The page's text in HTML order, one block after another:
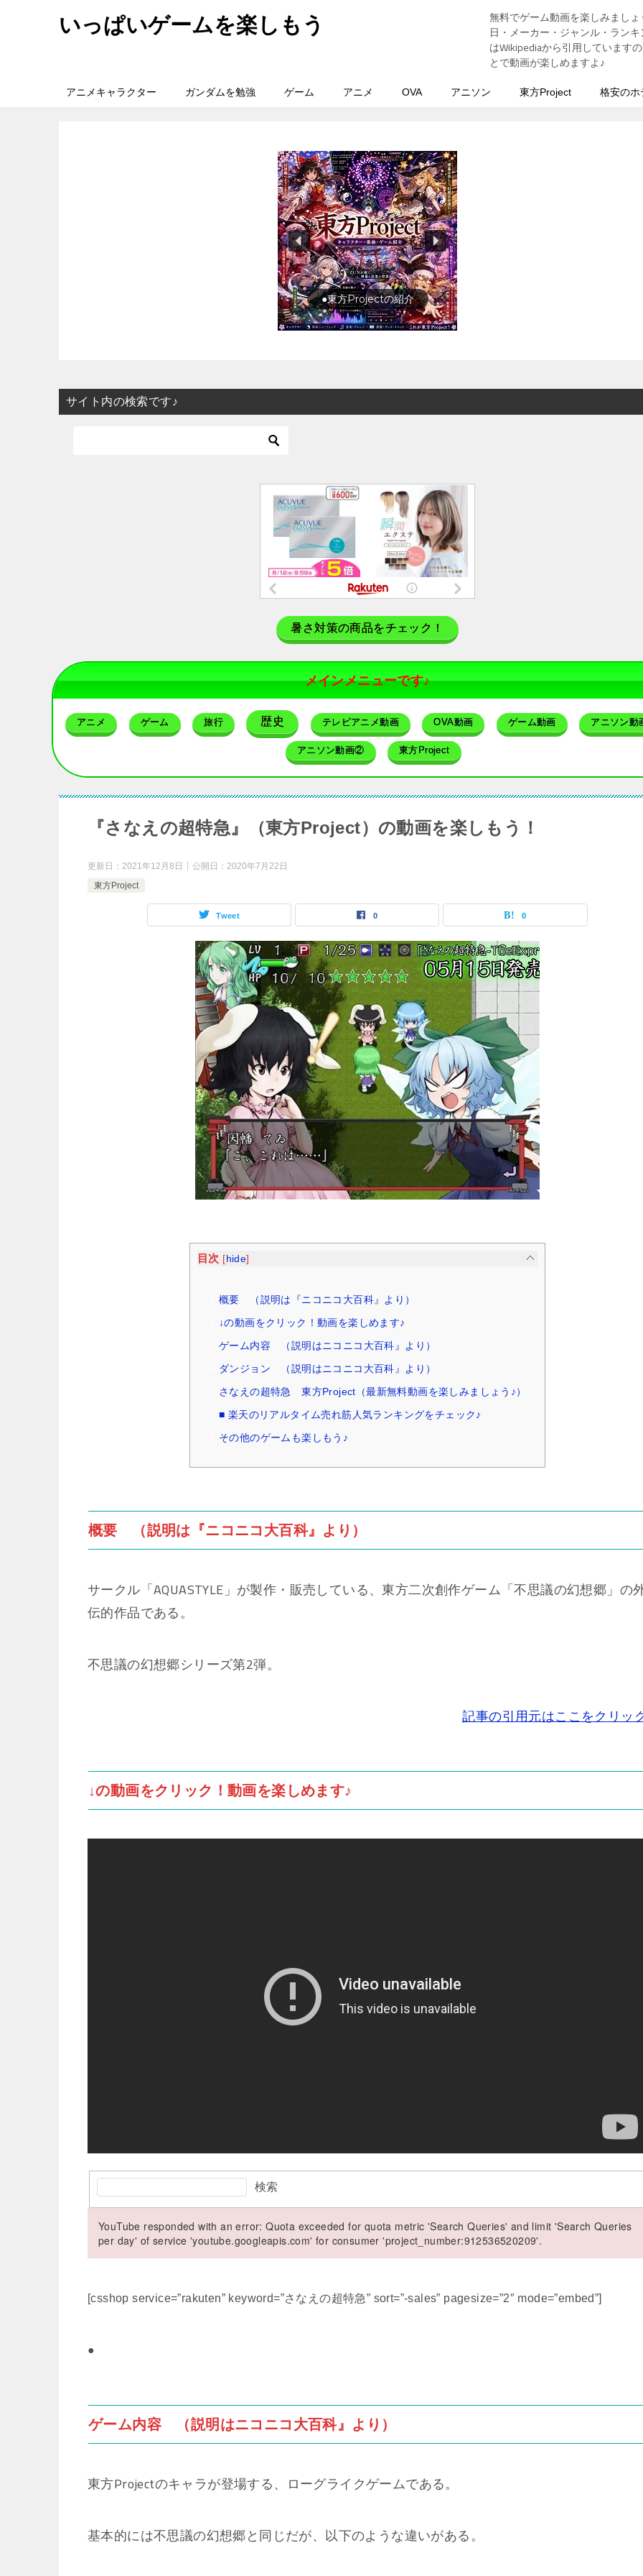
いっぱいゲームを楽しもう
無料でゲーム動画を楽しみまし
日・メーカー・ジャンル・ラン
はWikipediaから引用しています
とで動画が楽しめますよ♪
アニメキャラクター ガンダムを勉強 ゲーム アニメ OVA アニソン 東方Project 格安のホ
旅行の前に旅行先をチェック
サイト内の検索です♪
暑さ対策の商品をチェック！
メインメニューです♪
アニメ ゲーム 旅行 歴史 テレビアニメ動画 OVA動画 ゲーム動画 アニソン
アニソン動画② 東方Project
『さなえの超特急』（東方Project）の動画を楽しもう！
更新日： 2021年12月8日 公開日： 2020年7月22日
東方Project
Tweet 0 0
目次 [hide]
概要 （説明は『ニコニコ大百科』より）
↓の動画をクリック！動画を楽しめます♪
ゲーム内容 （説明はニコニコ大百科』より）
ダンジョン （説明はニコニコ大百科』より）
さなえの超特急 東方Project（最新無料動画を楽しみましょう♪）
■ 楽天のリアルタイム売れ筋人気ランキングをチェック♪
その他のゲームも楽しもう♪
概要 （説明は『ニコニコ大百科』より）
サークル「AQUASTYLE」が製作・販売している、東方二次創作ゲーム「不思議の幻想郷」の
伝的作品である。
不思議の幻想郷シリーズ第2弾。
記事の引用元はここをクリッ
↓の動画をクリック！動画を楽しめます♪
検索
YouTube responded with an error: Quota exceeded for quota metric 'Search Queries' and limit 'Search Queries
per day' of service 'youtube.googleapis.com' for consumer 'project_number:912536520209'.
[csshop service=”rakuten” keyword=”さなえの超特急” sort=”-sales” pagesize=”2″ mode=”embed”]
●
ゲーム内容 （説明はニコニコ大百科』より）
東方Projectのキャラが登場する、ローグライクゲームである。
基本的には不思議の幻想郷と同じだが、以下のような違いがある。